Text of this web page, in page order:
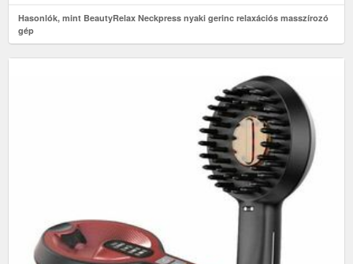
Hasonlók, mint BeautyRelax Neckpress nyaki gerinc relaxációs masszírozó
gép